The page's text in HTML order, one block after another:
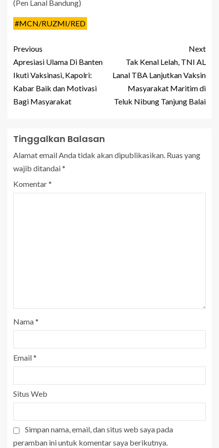
(Pen Lanal Bandung)
#MCN/RUZMI/RED
Previous
Apresiasi Ulama Di Banten
Ikuti Vaksinasi, Kapolri:
Kabar Baik dan Motivasi
Bagi Masyarakat
Next
Tak Kenal Lelah, TNI AL
Lanal TBA Lanjutkan Vaksin
Masyarakat Maritim di
Teluk Nibung Tanjung Balai
Tinggalkan Balasan
Alamat email Anda tidak akan dipublikasikan. Ruas yang
wajib ditandai*
Komentar*
Nama*
Email*
Situs Web
Simpan nama, email, dan situs web saya pada
peramban ini untuk komentar saya berikutnya.